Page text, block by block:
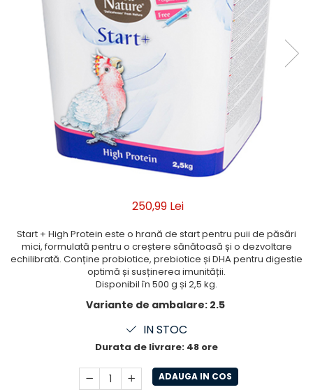
250,99 Lei
Start + High Protein este o hrană de start pentru puii de păsări
mici, formulată pentru o creștere sănătoasă și o dezvoltare
echilibrată. Conține probiotice, prebiotice și DHA pentru digestie
optimă și susținerea imunității.
Disponibil în 500 g și 2,5 kg.
Variante de ambalare: 2.5
IN STOC
Durata de livrare: 48 ore
ADAUGA IN COS